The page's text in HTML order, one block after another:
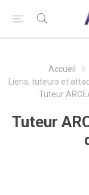
Accueil
Liens, tuteurs et
Tuteur
Tuteur